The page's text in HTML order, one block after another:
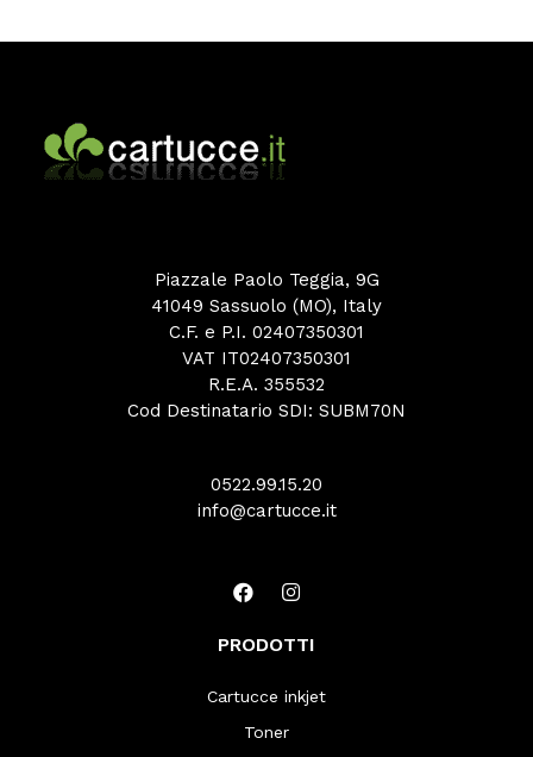
Piazzale Paolo Teggia, 9G
41049 Sassuolo (MO), Italy
C.F. e P.I. 02407350301
VAT IT02407350301
R.E.A. 355532
Cod Destinatario SDI: SUBM70N
0522.99.15.20
info@cartucce.it
PRODOTTI
Cartucce inkjet
Toner